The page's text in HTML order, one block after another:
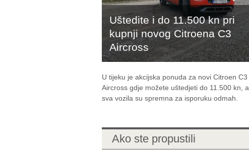
Uštedite i do 11.500 kn pri
kupnji novog Citroena C3
Aircross
U tijeku je akcijska ponuda za novi Citroen C3
Aircross gdje možete uštedjeti do 11.500 kn, a
sva vozila su spremna za isporuku odmah.
Ako ste propustili